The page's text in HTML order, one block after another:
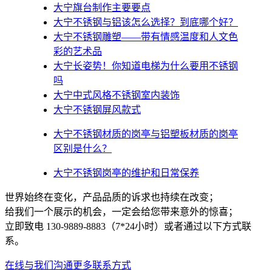
大宁旗台制作主要要点
大宁不锈钢与铝该怎么选择？到底哪个好？
大宁不锈钢雕塑——带有情感温度和人文色
彩的艺术品
大宁​长姿势！你知道电梯为什么要用不锈钢
吗
大宁中式风格不锈钢室内装饰
大宁不锈钢屏风款式
大宁不锈钢材质的岗亭与铝塑板材质的岗亭
区别是什么？
大宁不锈钢岗亭的维护和日常保养
世界始终在变化，产品品质的诉求也持续在改变；
给我们一个展示的机会，一定会给您带来意外的惊喜；
立即致电 130-9889-8883（7*24小时）或者通过以下方式联
系。
在线与我们沟通更多联系方式